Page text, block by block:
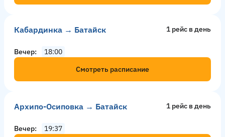
Кабардинка → Батайск 1 рейс в день
Вечер
18:00
Смотреть расписание
Архипо-Осиповка → Батайск 1 рейс в день
Вечер
19:37